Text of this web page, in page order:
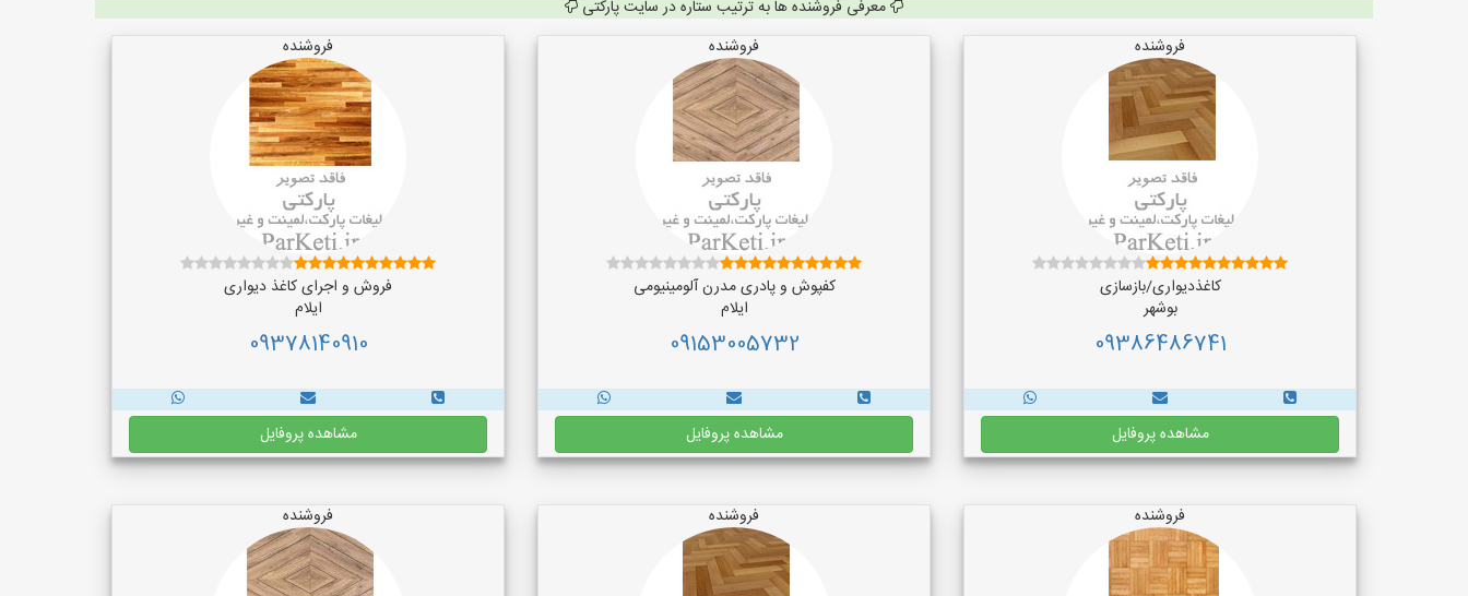
معرفی فروشنده ها به ترتیب ستاره در سایت پارکتی
فروشنده
کاغذدیواری/بازسازی
بوشهر
09386486741
مشاهده پروفایل
فروشنده
کفپوش و پادری مدرن آلومینیومی
ایلام
09153005732
مشاهده پروفایل
فروشنده
فروش و اجرای کاغذ دیواری
ایلام
09378140910
مشاهده پروفایل
فروشنده فروشنده فروشنده